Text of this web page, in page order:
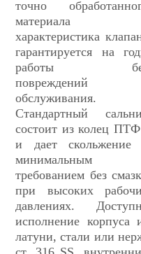
точно
материала
характеристика
гарантируется на
работы
повреждений
обслуживания.
Стандартный
состоит из колец
и дает скольжение
минимальным
требованием без
при высоких
давлениях.
исполнение корпуса
латуни, стали или